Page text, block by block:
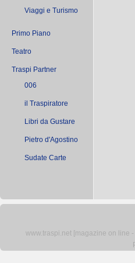
Viaggi e Turismo
Primo Piano
Teatro
Traspi Partner
006
il Traspiratore
Libri da Gustare
Pietro d'Agostino
Sudate Carte
www.traspi.net [magazine on line